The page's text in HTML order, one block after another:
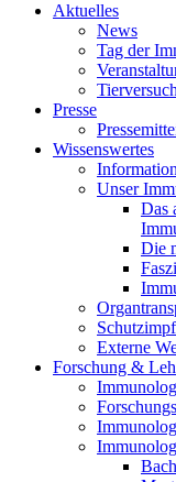
Aktuelles
News
Tag der
Presse
Wissenswertes
Unser
Das
Die
Externe
Forschung &